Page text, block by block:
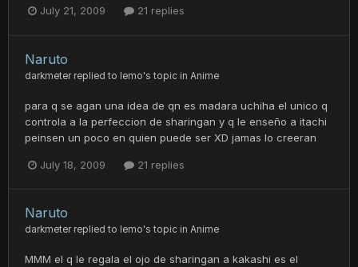
July 21, 2009 21 replies
Naruto
darkmeter replied to lemo's topic in Anime
para q se agan una idea de qn es madara uchiha el unico q
controla a la perfeccion de sharingan y q le enseño a itachi
peinsen un poco en quien puede ser XD jamas lo creeran
July 18, 2009 21 replies
Naruto
darkmeter replied to lemo's topic in Anime
MMM el q le regala el ojo de sharingan a kakashi es el